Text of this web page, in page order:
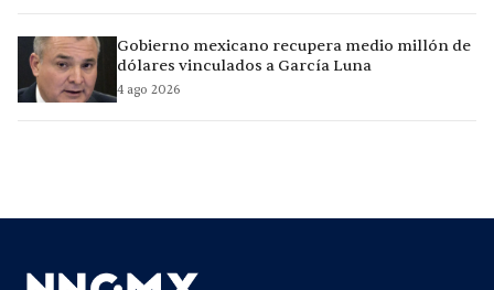
Gobierno mexicano recupera medio millón de
dólares vinculados a García Luna
4 ago 2026